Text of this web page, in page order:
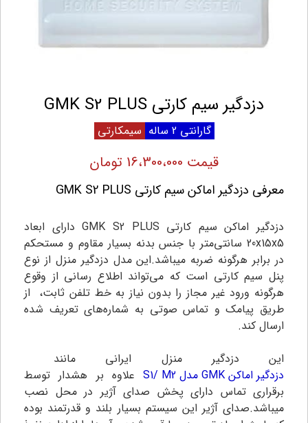
دزدگیر سیم کارتی GMK S2 PLUS
گارانتی 2 ساله سیمکارتی
قیمت 16،300،000 تومان
معرفی دزدگیر اماکن سیم کارتی GMK S2 PLUS
دزدگیر اماکن سیم کارتی GMK S2 PLUS دارای ابعاد
20x15x5 سانتی‌متر با جنس بدنه بسیار مقاوم و مستحکم
در برابر هرگونه ضربه میباشد.این مدل دزدگیر منزل از نوع
پنل سیم کارتی است که می‌تواند اطلاع رسانی از وقوع
هرگونه ورود غیر مجاز را بدون نیاز به خط تلفن ثابت، از
طریق پیامک و تماس صوتی به شماره‌های تعریف شده
ارسال کند.
این دزدگیر منزل ایرانی مانند
دزدگیر اماکن GMK مدل S1/ M2
علاوه بر هشدار توسط
برقراری تماس دارای پخش صدای آژیر در محل نصب
میباشد.صدای آژیر این سیستم بسیار بلند و قدرتمند بوده